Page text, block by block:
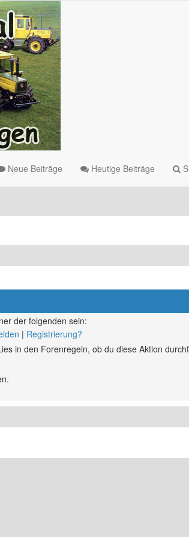
Neue Beiträge Heutige Beiträge
der folgenden sein:
| Registrierung?
in den Forenregeln, ob du diese Aktion